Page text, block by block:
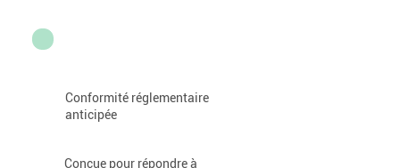
Conformité réglementaire
anticipée
Conçue pour répondre à